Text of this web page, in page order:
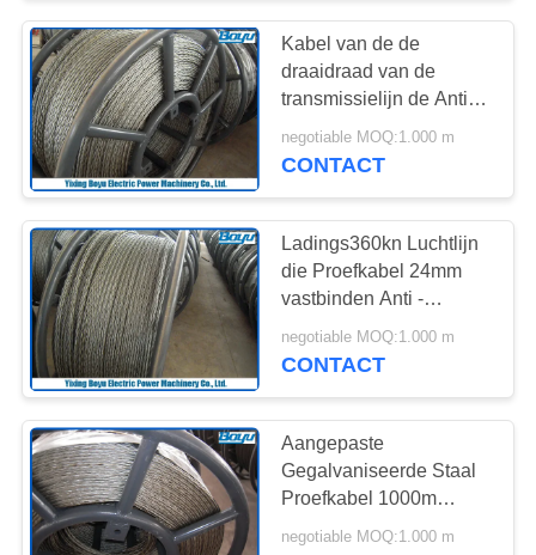
Kabel van de de
draaidraad van de
transmissielijn de Anti,
Proefdraadkabel voor
Luchttechniek
negotiable MOQ:1.000 m
CONTACT
Ladings360kn Luchtlijn
die Proefkabel 24mm
vastbinden Anti -
verdraaiend het Breken
negotiable MOQ:1.000 m
CONTACT
Aangepaste
Gegalvaniseerde Staal
Proefkabel 1000m
Lengte met Goede
negotiable MOQ:1.000 m